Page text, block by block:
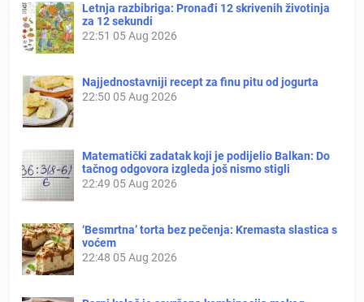
Letnja razbibriga: Pronađi 12 skrivenih životinja
za 12 sekundi
22:51 05 Aug 2026
Najjednostavniji recept za finu pitu od jogurta
22:50 05 Aug 2026
Matematički zadatak koji je podijelio Balkan: Do
tačnog odgovora izgleda još nismo stigli
22:49 05 Aug 2026
‘Besmrtna’ torta bez pečenja: Kremasta slastica s
voćem
22:48 05 Aug 2026